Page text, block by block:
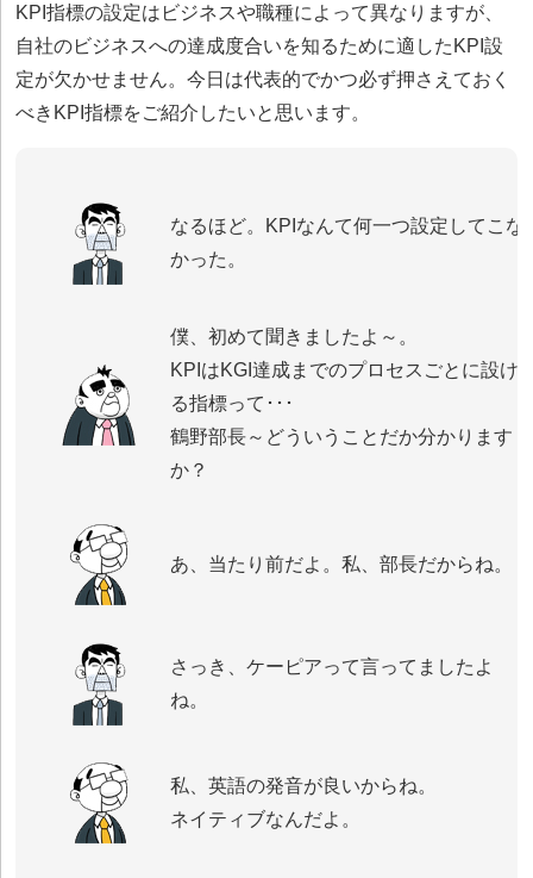
KPI指標の設定はビジネスや職種によって異なりますが、
自社のビジネスへの達成度合いを知るために適したKPI設
定が欠かせません。今日は代表的でかつ必ず押さえておく
べきKPI指標をご紹介したいと思います。
なるほど。KPIなんて何一つ設定してこな
かった。
僕、初めて聞きましたよ～。
KPIはKGI達成までのプロセスごとに設け
る指標って･･･
鶴野部長～どういうことだか分かります
か？
あ、当たり前だよ。私、部長だからね。
さっき、ケーピアって言ってましたよ
ね。
私、英語の発音が良いからね。
ネイティブなんだよ。